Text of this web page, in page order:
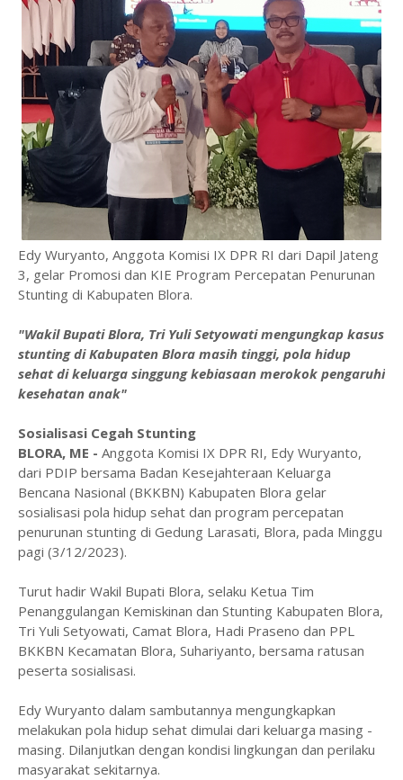
Edy Wuryanto, Anggota Komisi IX DPR RI dari Dapil Jateng
3, gelar Promosi dan KIE Program Percepatan Penurunan
Stunting di Kabupaten Blora.
"Wakil Bupati Blora, Tri Yuli Setyowati mengungkap kasus
stunting di Kabupaten Blora masih tinggi, pola hidup
sehat di keluarga singgung kebiasaan merokok pengaruhi
kesehatan anak"
Sosialisasi Cegah Stunting
BLORA, ME - Anggota Komisi IX DPR RI, Edy Wuryanto,
dari PDIP bersama Badan Kesejahteraan Keluarga
Bencana Nasional (BKKBN) Kabupaten Blora gelar
sosialisasi pola hidup sehat dan program percepatan
penurunan stunting di Gedung Larasati, Blora, pada Minggu
pagi (3/12/2023).
Turut hadir Wakil Bupati Blora, selaku Ketua Tim
Penanggulangan Kemiskinan dan Stunting Kabupaten Blora,
Tri Yuli Setyowati, Camat Blora, Hadi Praseno dan PPL
BKKBN Kecamatan Blora, Suhariyanto, bersama ratusan
peserta sosialisasi.
Edy Wuryanto dalam sambutannya mengungkapkan
melakukan pola hidup sehat dimulai dari keluarga masing -
masing. Dilanjutkan dengan kondisi lingkungan dan perilaku
masyarakat sekitarnya.